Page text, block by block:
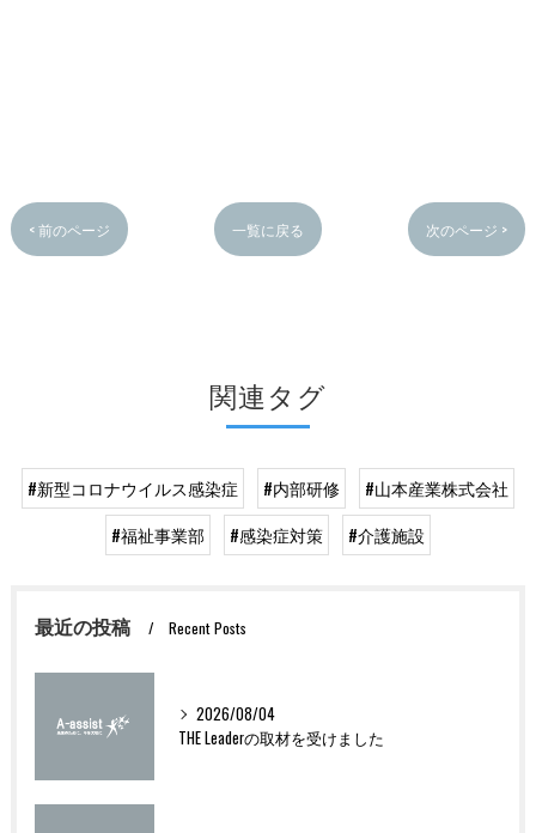
< 前のページ 一覧に戻る 次のページ >
関連タグ
#新型コロナウイルス感染症 #内部研修
#山本産業株式会社
#福祉事業部
#感染症対策 #介護施設
最近の投稿 Recent Posts
2026/08/04
THE Leaderの取材を受けました